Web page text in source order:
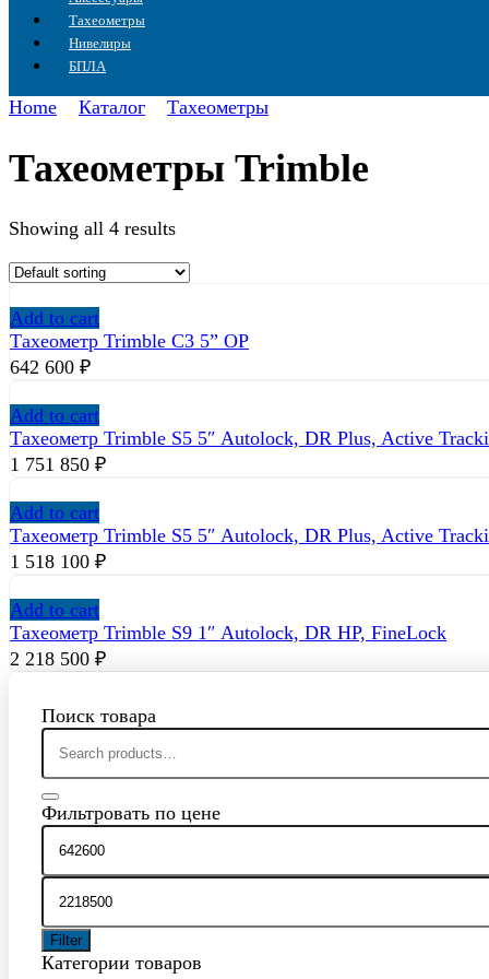
Тахеометры
Нивелиры
БПЛА
Home Каталог Тахеометры
Тахеометры Trimble
Showing all 4 results
Add to cart
Тахеометр Trimble C3 5” OP
642 600 ₽
Add to cart
Тахеометр Trimble S5 5″ Autolock, DR Plus, Active
1 751 850 ₽
Add to cart
Тахеометр Trimble S5 5″ Autolock, DR Plus, Active
1 518 100 ₽
Add to cart
Тахеометр Trimble S9 1″ Autolock, DR HP, FineLock
2 218 500 ₽
Поиск товара
Search
for:
Фильтровать по цене
Filter
Категории товаров